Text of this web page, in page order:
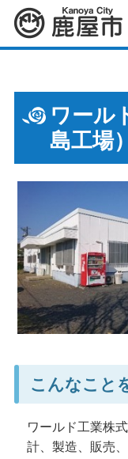
鹿屋市
ワール
島工場）
こんなこと
ワールド工業株
計、製造、販売